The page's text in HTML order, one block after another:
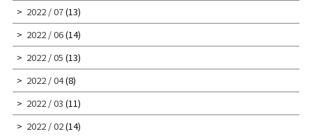
2022 / 07(13)
2022 / 06(14)
2022 / 05 (13)
2022 / 04(8)
2022 / 03 (11)
2022 / 02(14)